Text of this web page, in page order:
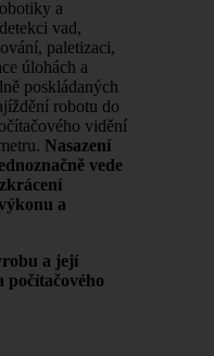
a
vad,
paletizaci,
úlohách a
poskládaných
robotu do
vidění
Nasazení
vede
a
a její
počítačového